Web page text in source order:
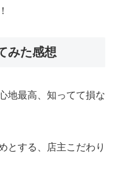
みた感想
地最高、知ってて損な
とする、店主こだわり